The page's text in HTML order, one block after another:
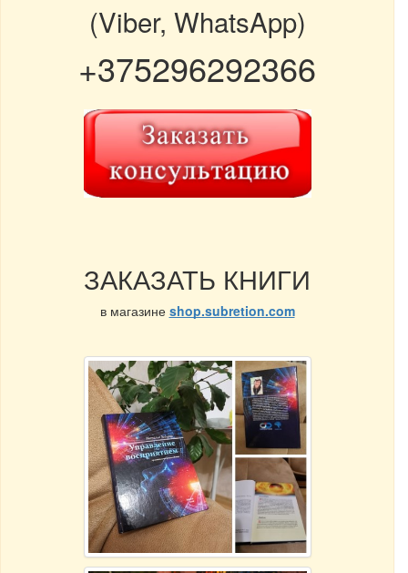
(Viber, WhatsApp)
+375296292366
ЗАКАЗАТЬ КНИГИ
в магазине shop.subretion.com